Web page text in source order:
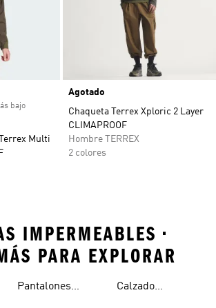
bajo
Multi
Agotado
Chaqueta Terrex Xploric 2 Layer
CLIMAPROOF
Hombre TERREX
2 colores
IMPERMEABLES •
PARA EXPLORAR
Capucha
Pantalones
Calzado